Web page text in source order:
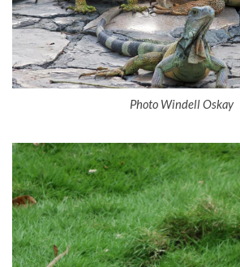
Photo Windell Oskay